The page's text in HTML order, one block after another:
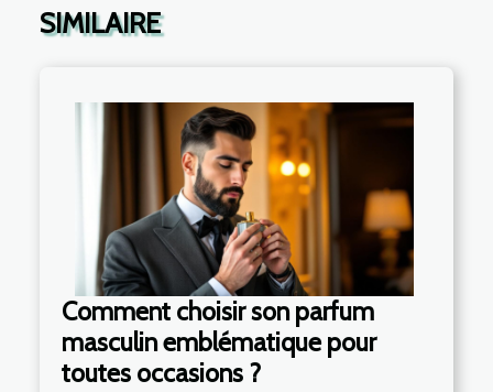
SIMILAIRE
Comment choisir son parfum
masculin emblématique pour
toutes occasions ?